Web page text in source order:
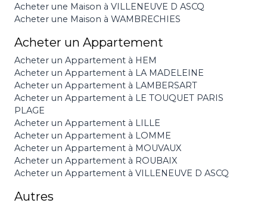
Acheter une Maison à VILLENEUVE D ASCQ
Acheter une Maison à WAMBRECHIES
Acheter un Appartement
Acheter un Appartement à HEM
Acheter un Appartement à LA MADELEINE
Acheter un Appartement à LAMBERSART
Acheter un Appartement à LE TOUQUET PARIS
PLAGE
Acheter un Appartement à LILLE
Acheter un Appartement à LOMME
Acheter un Appartement à MOUVAUX
Acheter un Appartement à ROUBAIX
Acheter un Appartement à VILLENEUVE D ASCQ
Autres